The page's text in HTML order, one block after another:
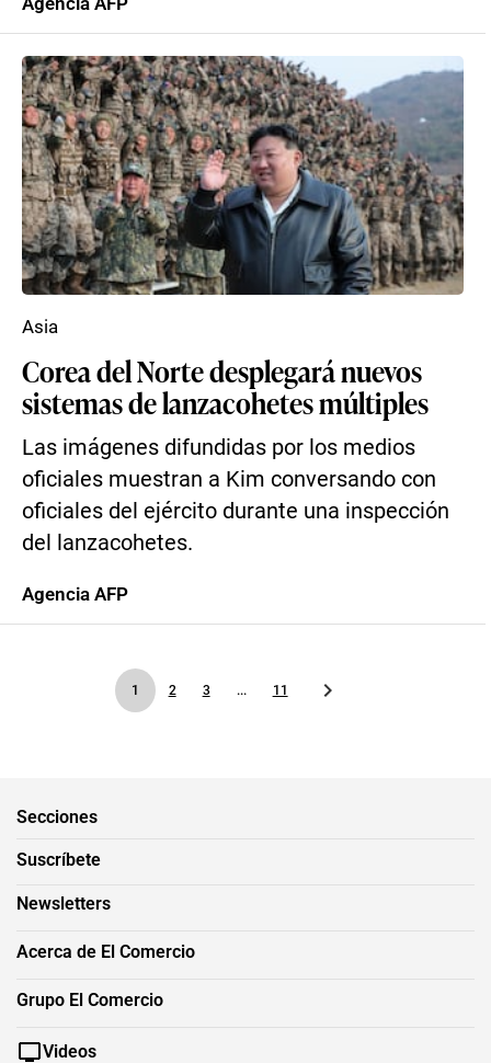
Corea del Norte desplegará nuevos
sistemas de lanzacohetes múltiples
Las imágenes difundidas por los medios
oficiales muestran a Kim conversando con
oficiales del ejército durante una inspección
del lanzacohetes.
Asia
Agencia AFP
1 2 3 ... 11
Secciones
Suscríbete
Newsletters
Acerca de El Comercio
Grupo El Comercio
Videos